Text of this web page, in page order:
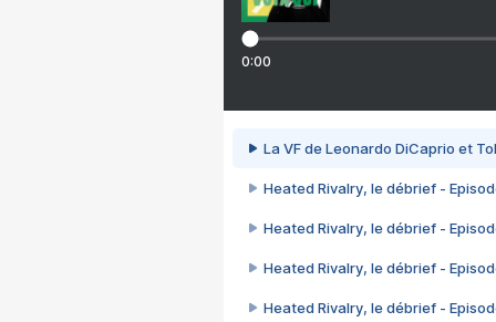
0:00
La VF de Leonardo DiCaprio et
Heated Rivalry, le débrief -
Heated Rivalry, le débrief -
Heated Rivalry, le débrief -
Heated Rivalry, le débrief -